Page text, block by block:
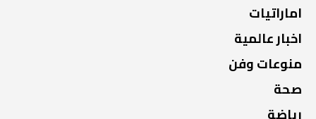
اماراتيات
اخبار عالمية
منوعات وفن
صحة
رياضة